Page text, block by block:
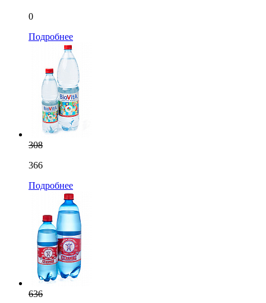
0
Подробнее
308
366
Подробнее
636